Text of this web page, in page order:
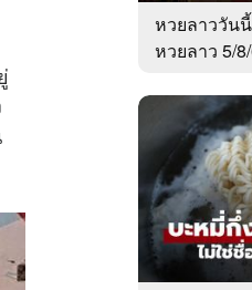
หวยลาววัน
หวยลาว 5/